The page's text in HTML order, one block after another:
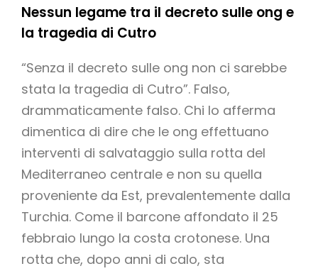
Nessun legame tra il decreto sulle ong e
la tragedia di Cutro
“Senza il decreto sulle ong non ci sarebbe
stata la tragedia di Cutro”. Falso,
drammaticamente falso. Chi lo afferma
dimentica di dire che le ong effettuano
interventi di salvataggio sulla rotta del
Mediterraneo centrale e non su quella
proveniente da Est, prevalentemente dalla
Turchia. Come il barcone affondato il 25
febbraio lungo la costa crotonese. Una
rotta che, dopo anni di calo, sta